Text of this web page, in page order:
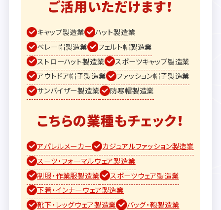
ご活用いただけます！
キャップ製造業
ハット製造業
ベレー帽製造業
フェルト帽製造業
ストローハット製造業
スポーツキャップ製造業
アウトドア帽子製造業
ファッション帽子製造業
サンバイザー製造業
防寒帽製造業
こちらの業種もチェック！
アパレルメーカー
カジュアルファッション製造業
スーツ・フォーマルウェア製造業
制服・作業服製造業
スポーツウェア製造業
下着・インナーウェア製造業
靴下・レッグウェア製造業
バッグ・鞄製造業